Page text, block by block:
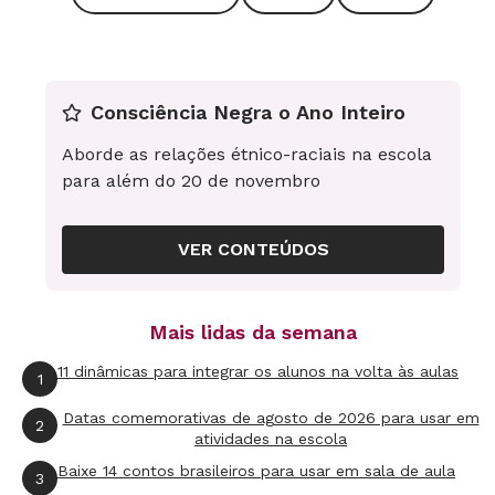
gostava. O funk dominou as produções. Feito
músicas de estilos diversos e tomariam nota
das informações que considerassem mais
importantes.
A tarefa seguinte era entrevistar os adultos da
família sobre quais músicas eles gostavam
contexto cultural familiar e fazer as crianças
descobrirem composições antigas." Marco
Antônio e Luiz Ulisses Moreira Pasquali,
gêmeos de 11 anos, contaram aos colegas que
os pais gostavam de sertanejo. Os dois
Consciência Negra o Ano Inteiro
Aborde as relações étnico-raciais na escola
para além do 20 de novembro
VER CONTEÚDOS
Mais lidas da semana
1 11 dinâmicas para integrar os alunos na volta às aulas
2
Datas comemorativas de agosto de 2026 para usar em
atividades na escola
3 Baixe 14 contos brasileiros para usar em sala de aula